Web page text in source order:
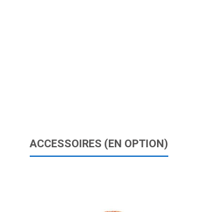
ACCESSOIRES (EN OPTION)